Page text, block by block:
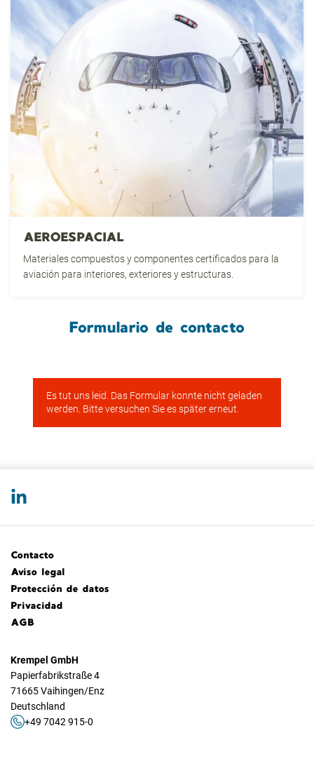
AEROESPACIAL
Materiales compuestos y componentes certificados para la
aviación para interiores, exteriores y estructuras.
Formulario de contacto
Contacto
Aviso legal
Protección de datos
Privacidad
AGB
Krempel GmbH
Papierfabrikstraße 4
71665 Vaihingen/Enz
Deutschland
+49 7042 915-0